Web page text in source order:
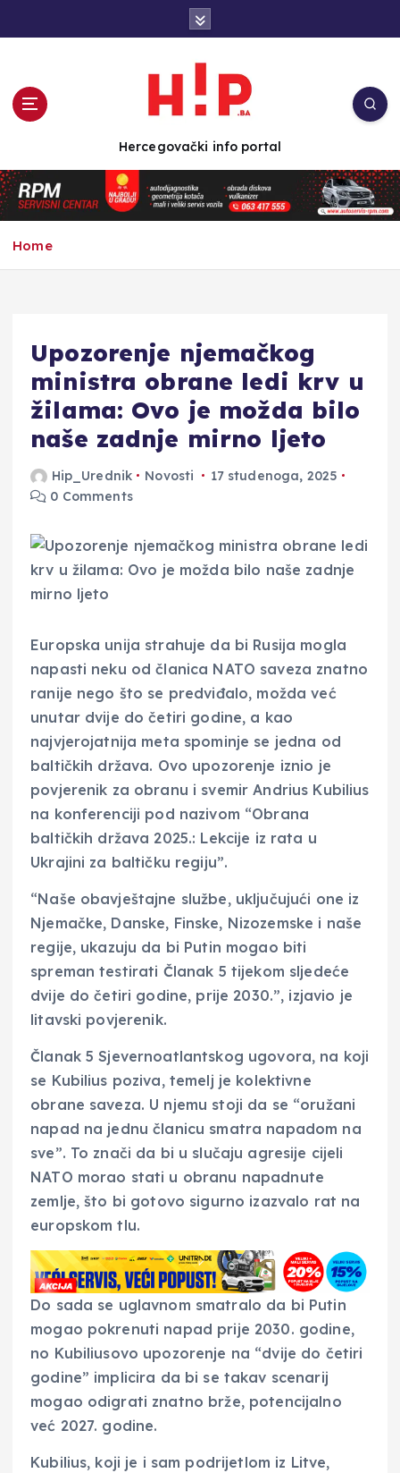
n
t
e
Hercegovački info portal
Home
Upozorenje njemačkog
ministra obrane ledi krv u
žilama: Ovo je možda bilo
naše zadnje mirno ljeto
Hip_Urednik Novosti
17 studenoga, 2025
0 Comments
Europska unija strahuje da bi Rusija mogla
napasti neku od članica NATO saveza znatno
ranije nego što se predviđalo, možda već
unutar dvije do četiri godine, a kao
najvjerojatnija meta spominje se jedna od
baltičkih država. Ovo upozorenje iznio je
povjerenik za obranu i svemir Andrius Kubilius
na konferenciji pod nazivom “Obrana
baltičkih država 2025.: Lekcije iz rata u
Ukrajini za baltičku regiju”.
“Naše obavještajne službe, uključujući one iz
Njemačke, Danske, Finske, Nizozemske i naše
regije, ukazuju da bi Putin mogao biti
spreman testirati Članak 5 tijekom sljedeće
dvije do četiri godine, prije 2030.”, izjavio je
litavski povjerenik.
Članak 5 Sjevernoatlantskog ugovora, na koji
se Kubilius poziva, temelj je kolektivne
obrane saveza. U njemu stoji da se “oružani
napad na jednu članicu smatra napadom na
sve”. To znači da bi u slučaju agresije cijeli
NATO morao stati u obranu napadnute
zemlje, što bi gotovo sigurno izazvalo rat na
europskom tlu.
Do sada se uglavnom smatralo da bi Putin
mogao pokrenuti napad prije 2030. godine,
no Kubiliusovo upozorenje na “dvije do četiri
godine” implicira da bi se takav scenarij
mogao odigrati znatno brže, potencijalno
već 2027. godine.
Kubilius, koji je i sam podrijetlom iz Litve,